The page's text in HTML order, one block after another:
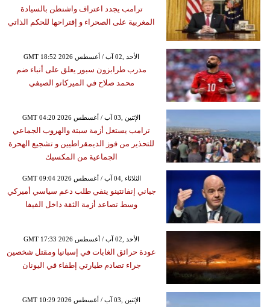
ترامب يجدد اعتراف واشنطن بالسيادة
المغربية على الصحراء و إقتراحها للحكم الذاتي
GMT 18:52 2026 الأحد ,02 آب / أغسطس
مدرب طرابزون سبور يعلق على أنباء ضم
محمد صلاح في الميركاتو الصيفي
GMT 04:20 2026 الإثنين ,03 آب / أغسطس
ترامب يستغل أزمة سبتة والهروب الجماعي
للتحذير من فوز الديمقراطيين و تشجيع الهحرة
الجماعية من المكسيك
GMT 09:04 2026 الثلاثاء ,04 آب / أغسطس
جياني إنفانتينو ينفي طلب دعم سياسي أميركي
وسط تصاعد أزمة الثقة داخل الفيفا
GMT 17:33 2026 الأحد ,02 آب / أغسطس
عودة حرائق الغابات في إسبانيا ومقتل شخصين
جراء تصادم طيارتي إطفاء في اليونان
GMT 10:29 2026 الإثنين ,03 آب / أغسطس